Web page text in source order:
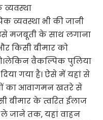
व्यवस्था भी की जानी
मजबूती के साथ लगाना
किसी बीमार को
वैकल्पिक पुलिया
गया है। ऐसे में यहां से
का आवागमन खतरे से
बीमार के त्वरित ईलाज
जाने तक, यहां वाहन